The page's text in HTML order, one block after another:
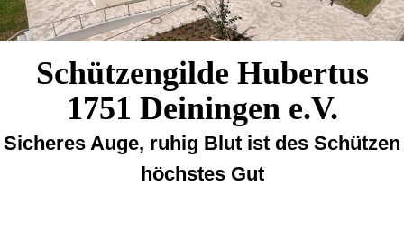
Schützengilde Hubertus
1751 Deiningen e.V.
Sicheres Auge, ruhig Blut ist des Schützen
höchstes Gut